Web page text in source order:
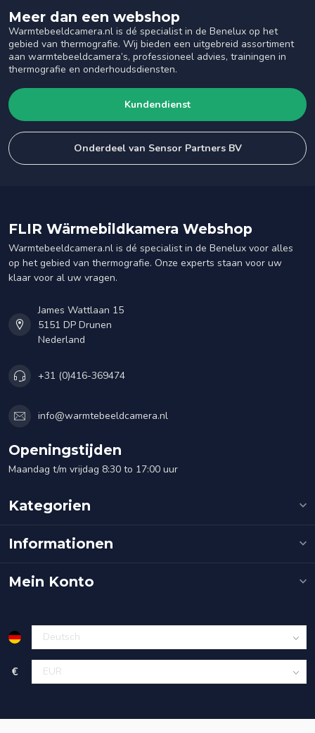
Meer dan een webshop
Warmtebeeldcamera.nl is dé specialist in de Benelux op het
gebied van thermografie. Wij bieden een uitgebreid assortiment
aan warmtebeeldcamera’s, professioneel advies, trainingen in
thermografie en onderhoudsdiensten.
Kundendienst
Onderdeel van Sensor Partners BV
FLIR Wärmebildkamera Webshop
Warmtebeeldcamera.nl is dé specialist in de Benelux voor alles
op het gebied van thermografie. Onze experts staan voor uw
klaar voor al uw vragen.
James Wattlaan 15
5151 DP Drunen
Nederland
+31 (0)416-369474
info@warmtebeeldcamera.nl
Openingstijden
Maandag t/m vrijdag 8:30 to 17:00 uur
Kategorien
Informationen
Mein Konto
€